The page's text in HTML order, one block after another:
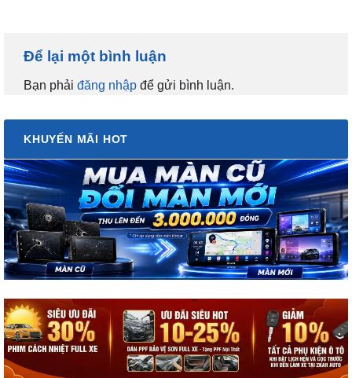
Để lại một bình luận
Bạn phải đăng nhập để gửi bình luận.
KHUYẾN MÃI HOT